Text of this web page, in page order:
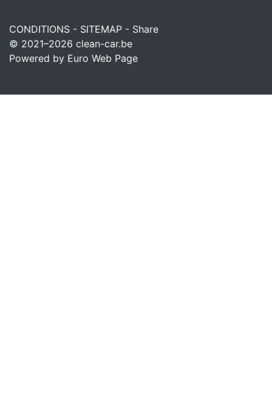
CONDITIONS - SITEMAP - Share
© 2021–2026 clean-car.be
Powered by Euro Web Page